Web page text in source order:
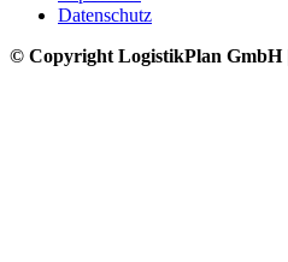
Datenschutz
© Copyright LogistikPlan GmbH